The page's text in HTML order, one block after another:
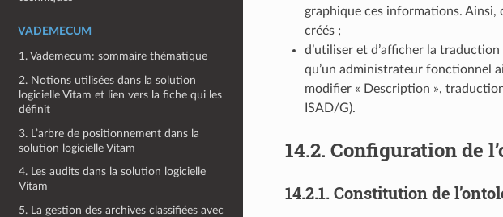
VADEMECUM
1. Vademecum: sommaire thématique
2. Notions utilisées dans la solution
logicielle Vitam et lien vers la fiche qui les
définit
3. L’arbre de positionnement dans la
solution logicielle Vitam
4. Les audits dans la solution logicielle
Vitam
5. La gestion des archives classifiées avec
graphique ces informations. Ainsi,
créés ;
d’utiliser et d’afficher la
qu’un administrateur fonctionnel
modifier « Description »,
ISAD/G).
14.2. Configuration de
14.2.1. Constitution de